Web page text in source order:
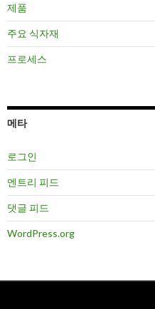
제품
주요 식자재
프로세스
메타
로그인
엔트리 피드
댓글 피드
WordPress.org